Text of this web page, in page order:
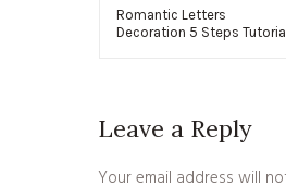
Romantic Letters
Decoration 5 Steps Tutorial
Leave a Reply
Your email address will